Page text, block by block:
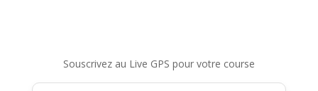
Souscrivez au Live GPS pour votre course